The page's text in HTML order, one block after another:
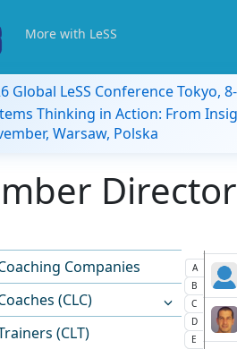
More with LeSS
Global LeSS Conference Tokyo,
Thinking in Action: From
Warsaw, Polska
Companies
(CLC)
(CLT)
A
B
C
D
E